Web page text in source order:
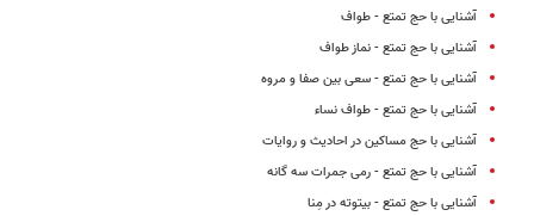
آشنایی با حج تمتع - طواف
آشنایی با حج تمتع - نماز طواف
آشنایی با حج تمتع - سعی بین صفا و مروه
آشنایی با حج تمتع - طواف نساء
آشنایی با حج مساکین در احادیث و روایات
آشنایی با حج تمتع - رمی جمرات سه گانه
آشنایی با حج تمتع - بیتوته در مِنا